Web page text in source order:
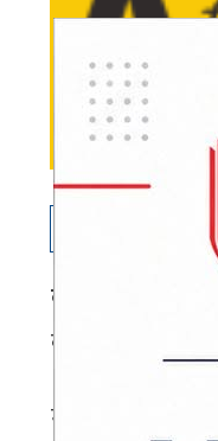
काठमाडौं
:
कार्यक्षेत्रमा
मन्त्रालयले